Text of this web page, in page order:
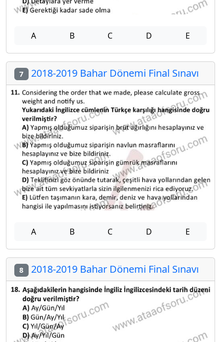
A B C D E
7 2018-2019 Bahar Dönemi Final Sınavı
A B C D E
8 2018-2019 Bahar Dönemi Final Sınavı